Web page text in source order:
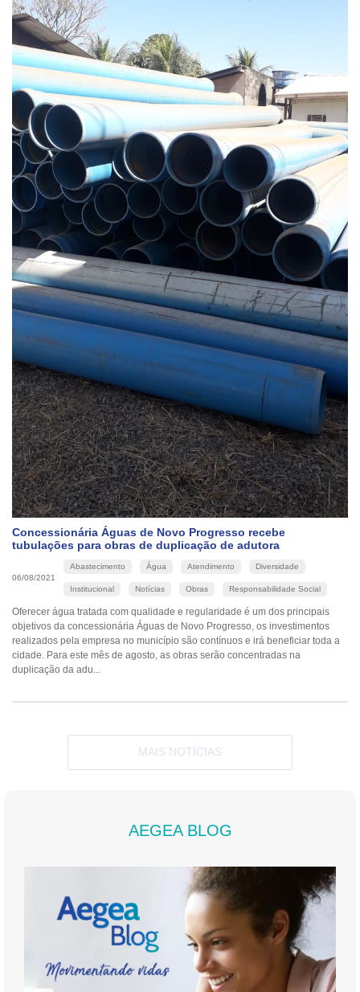
Concessionária Águas de Novo Progresso recebe
tubulações para obras de duplicação de adutora
06/08/2021
Abastecimento Água Atendimento Diversidade
Institucional Notícias Obras Responsabilidade Social
Oferecer água tratada com qualidade e regularidade é um dos principais
objetivos da concessionária Águas de Novo Progresso, os investimentos
realizados pela empresa no município são contínuos e irá beneficiar toda a
cidade. Para este mês de agosto, as obras serão concentradas na
duplicação da adu...
MAIS NOTÍCIAS
AEGEA BLOG